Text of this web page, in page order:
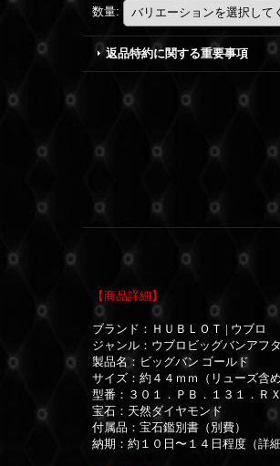
数量:
返品特約に関する重要事項
【商品詳細】
ブランド：ＨＵＢＬＯＴ | ウブロ
ジャンル：ウブロビッグバンアフ
製品名：ビッグバン ゴールド
サイズ：約４４ｍｍ（リューズ含め
型番：３０１．ＰＢ．１３１．ＲＸ
宝石：天然ダイヤモンド
付属品：宝石鑑別書（別費）
納期：約１０日〜１４日程度（詳